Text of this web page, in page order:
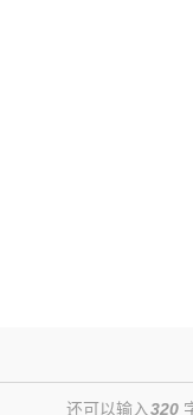
还可以输入320